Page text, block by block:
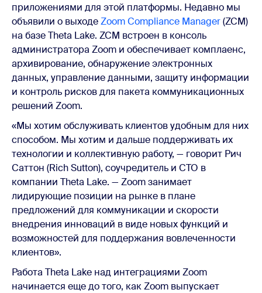
приложениями для этой платформы. Недавно мы
объявили о выходеZoom Compliance Manager(ZCM)
на базе Theta Lake. ZCM встроен в консоль
администратора Zoom и обеспечивает комплаенс,
архивирование, обнаружение электронных
данных, управление данными, защиту информации
и контроль рисков для пакета коммуникационных
решений Zoom.
«Мы хотим обслуживать клиентов удобным для них
способом. Мы хотим и дальше поддерживать их
технологии и коллективную работу, — говорит Рич
Саттон (Rich Sutton), соучредитель и CTO в
компании Theta Lake. — Zoom занимает
лидирующие позиции на рынке в плане
предложений для коммуникации и скорости
внедрения инноваций в виде новых функций и
возможностей для поддержания вовлеченности
клиентов».
Работа Theta Lake над интеграциями Zoom
начинается еще до того, как Zoom выпускает